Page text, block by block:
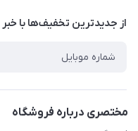
درباره ما
قوانین و مقررات
از جدید‌ترین تخفیف‌ها با‌
مختصری درباره فروشگاه